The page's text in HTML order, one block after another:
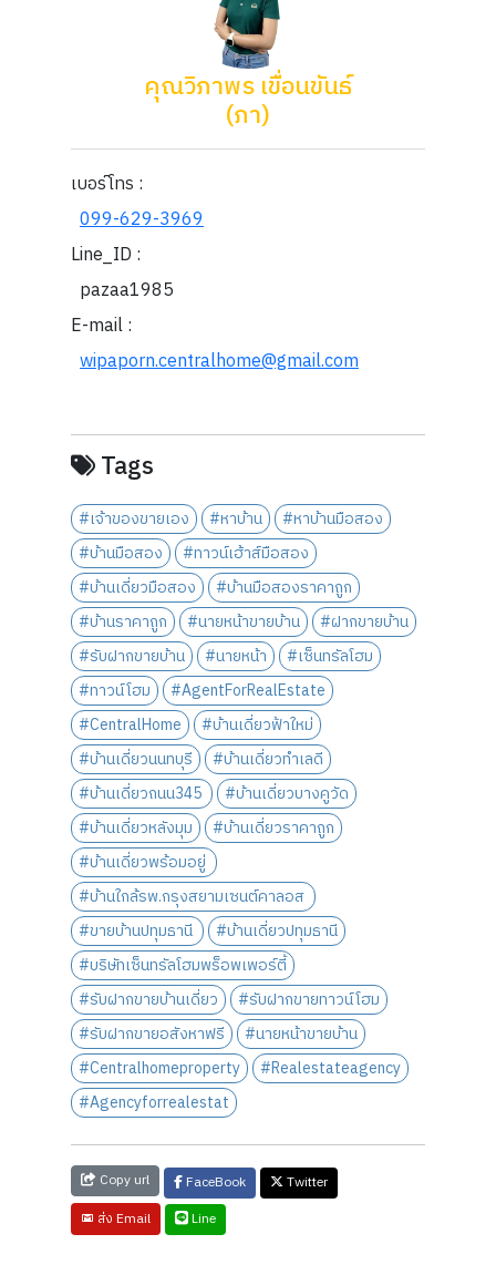
คุณวิภาพร เขื่อนขันธ์
(ภา)
เบอร์โทร :
099-629-3969
Line_ID :
pazaa1985
E-mail :
wipaporn.centralhome@gmail.com
Tags
#เจ้าของขายเอง #หาบ้าน
#หาบ้านมือสอง
#บ้านมือสอง
#ทาวน์เฮ้าส์มือสอง
#บ้านเดี่ยวมือสอง
#บ้านมือสองราคาถูก
#บ้านราคาถูก
#นายหน้าขายบ้าน
#ฝากขายบ้าน
#รับฝากขายบ้าน
#นายหน้า
#เซ็นทรัลโฮม
#ทาวน์โฮม
#AgentForRealEstate
#CentralHome
#บ้านเดี่ยวฟ้าใหม่
#บ้านเดี่ยวนนทบุรี
#บ้านเดี่ยวทำเลดี
#บ้านเดี่ยวถนน345
#บ้านเดี่ยวบางคูวัด
#บ้านเดี่ยวหลังมุม
#บ้านเดี่ยวราคาถูก
#บ้านเดี่ยวพร้อมอยู่
#บ้านใกล้รพ.กรุงสยามเซนต์คาลอส
#ขายบ้านปทุมธานี
#บ้านเดี่ยวปทุมธานี
#บริษัทเซ็นทรัลโฮมพร็อพเพอร์ตี้
#รับฝากขายบ้านเดี่ยว
#รับฝากขายทาวน์โฮม
#รับฝากขายอสังหาฟรี
#นายหน้าขายบ้าน
#Centralhomeproperty
#Realestateagency
#Agencyforrealestat
Copy url FaceBook
Twitter
ส่ง Email
Line